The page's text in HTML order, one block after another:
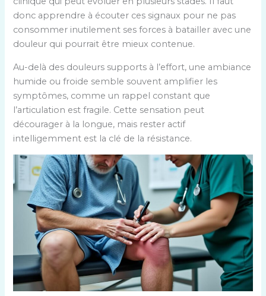
donc apprendre à écouter ces signaux pour ne pas
consommer inutilement ses forces à batailler avec une
douleur qui pourrait être mieux contenue.
Au-delà des douleurs supports à l’effort, une ambiance
humide ou froide semble souvent amplifier les
symptômes, comme un rappel constant que
l’articulation est fragile. Cette sensation peut
décourager à la longue, mais rester actif
intelligemment est la clé de la résistance.